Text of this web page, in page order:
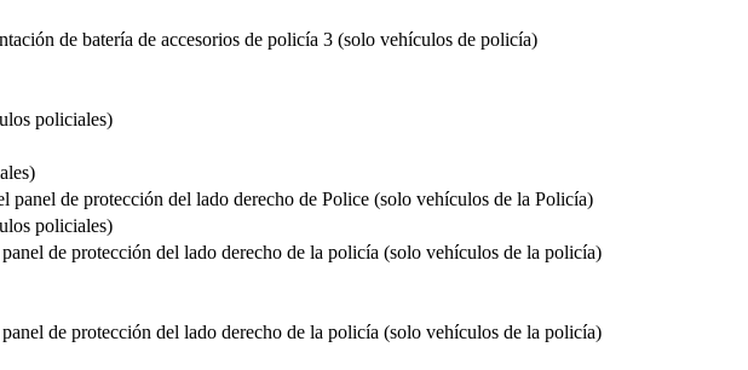
de batería de accesorios de policía 3 (solo vehículos de policía)
policiales)
de protección del lado derecho de Police (solo vehículos de la Policía)
policiales)
de protección del lado derecho de la policía (solo vehículos de la policía)
de protección del lado derecho de la policía (solo vehículos de la policía)